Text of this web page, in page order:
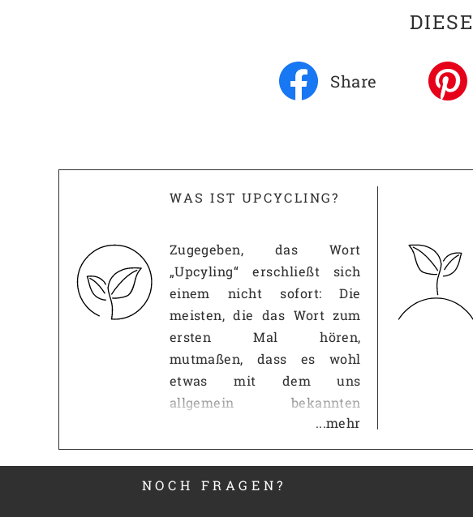
Second Hand Hemden,
Tiefe:
2 cm
0,25 kg
Share
WAS IST UPCYCLING?
Zugegeben, das Wort
„Upcyling“ erschließt sich
einem nicht sofort: Die
meisten, die das Wort zum
ersten Mal hören,
mutmaßen, dass es wohl
etwas mit dem uns
allgemein bekannten
Recycling zu tun haben
muss. Diese Vermutung ist
erst einmal richtig: Wie beim
Recycling, geht es beim
...mehr
NOCH FRAGEN?